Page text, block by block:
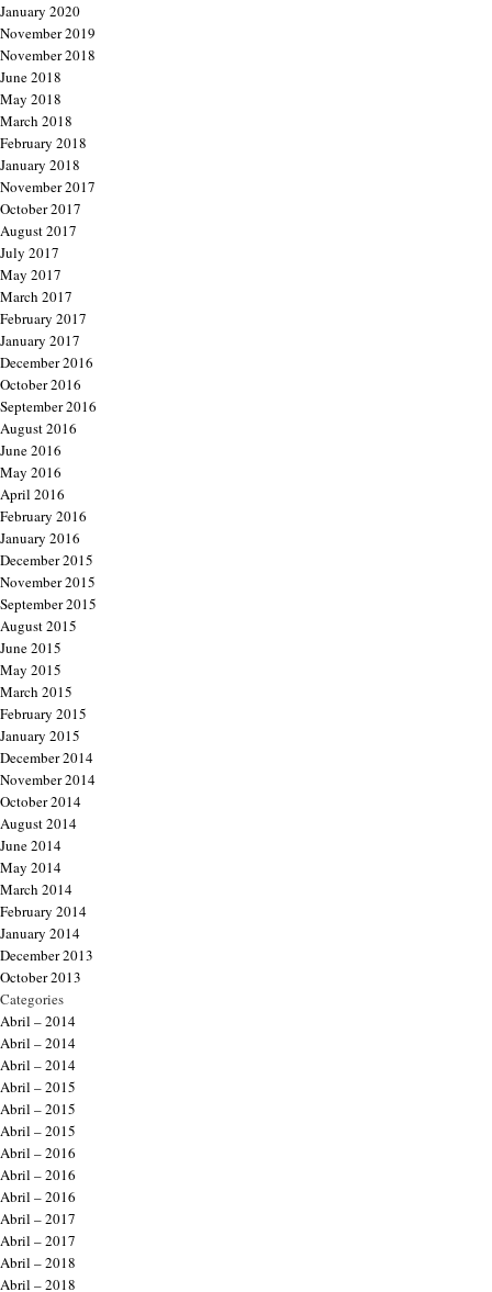
January 2020
November 2019
November 2018
June 2018
May 2018
March 2018
February 2018
January 2018
November 2017
October 2017
August 2017
July 2017
May 2017
March 2017
February 2017
January 2017
December 2016
October 2016
September 2016
August 2016
June 2016
May 2016
April 2016
February 2016
January 2016
December 2015
November 2015
September 2015
August 2015
June 2015
May 2015
March 2015
February 2015
January 2015
December 2014
November 2014
October 2014
August 2014
June 2014
May 2014
March 2014
February 2014
January 2014
December 2013
October 2013
Categories
Abril – 2014
Abril – 2014
Abril – 2014
Abril – 2015
Abril – 2015
Abril – 2015
Abril – 2016
Abril – 2016
Abril – 2016
Abril – 2017
Abril – 2017
Abril – 2018
Abril – 2018